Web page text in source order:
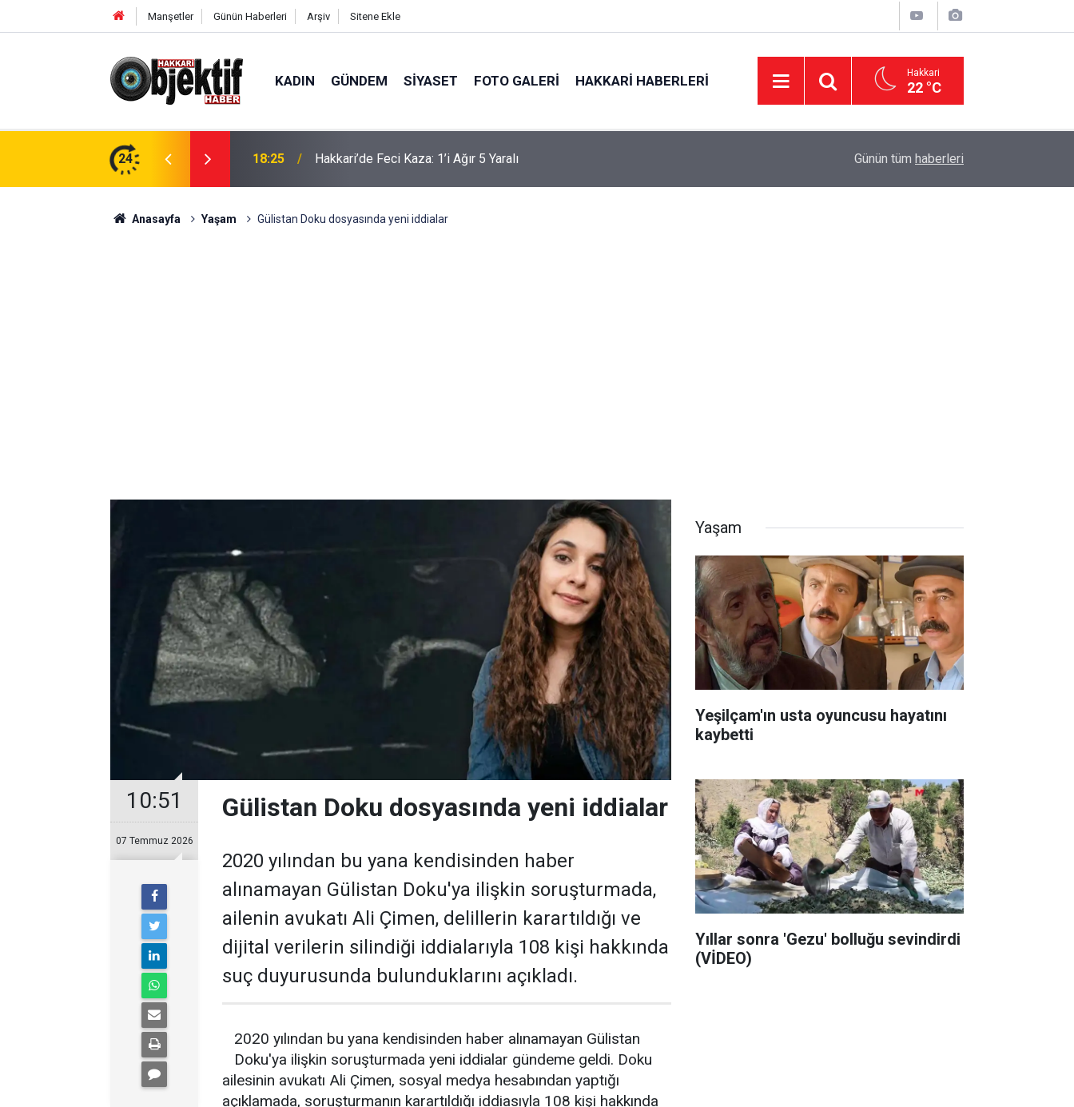
Manşetler Günün Haberleri Arşiv Sitene Ekle
KADIN GÜNDEM SIYASET FOTO GALERI HAKKARI HABERLERI Hakkari
22 °C
24 11:12 Derecik'te 83 yaşındaki hasta için hava ambulansı devreye girdi 'Çerçeve yasa' kanun teklifi Adalet
Günün tüm haberleri
Anasayfa Yaşam Gülistan Doku dosyasında yeni iddialar
10:51
07 Temmuz 2026
Gülistan Doku dosyasında yeni iddialar
2020 yılından bu yana kendisinden haber
alınamayan Gülistan Doku'ya ilişkin soruşturmada,
ailenin avukatı Ali Çimen, delillerin karartıldığı ve
dijital verilerin silindiği iddialarıyla 108 kişi hakkında
suç duyurusunda bulunduklarını açıkladı.
2020 yılından bu yana kendisinden haber alınamayan Gülistan
Doku'ya ilişkin soruşturmada yeni iddialar gündeme geldi. Doku
ailesinin avukatı Ali Çimen, sosyal medya hesabından yaptığı
açıklamada, soruşturmanın karartıldığı iddiasıyla 108 kişi hakkında
Yaşam
Yeşilçam'ın usta oyuncusu hayatını
kaybetti
Yıllar sonra 'Gezu' bolluğu sevindirdi
(VİDEO)